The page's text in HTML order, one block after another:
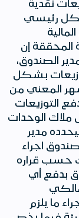
رئيسي
المحققة إن
مدير الصندوق،
بشكل
الشهر المعني من
التوزيعات
ملاك الوحدات
مدير
اجراء
حسب قراره
بدفع أي
ما يلزم